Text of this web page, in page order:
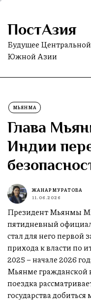
Skip
the
content
ПостАзия
Будущее
Южной Азии
МЬЯНМА
Глава
Индии
ЖАНАР МУРАТОВА
11.06.2026
Президент Мьянмы
пятидневный
стал для него первой
прихода к власти по
2025 – начале 2026
Мьянме гражданской
поездка
государства